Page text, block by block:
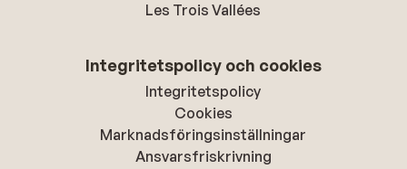
Les Trois Vallées
Integritetspolicy och cookies
Integritetspolicy
Cookies
Marknadsföringsinställningar
Ansvarsfriskrivning